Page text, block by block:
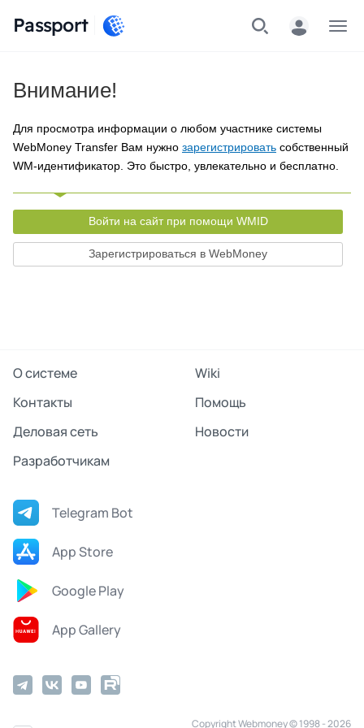
Passport
Внимание!
Для просмотра информации о любом участнике системы
WebMoney Transfer Вам нужно зарегистрировать собственный
WM-идентификатор. Это быстро, увлекательно и бесплатно.
Войти на сайт при помощи WMID
Зарегистрироваться в WebMoney
О системе
Wiki
Контакты
Помощь
Деловая сеть
Новости
Разработчикам
Telegram Bot
App Store
Google Play
App Gallery
Copyright Webmoney © 1998 - 2026